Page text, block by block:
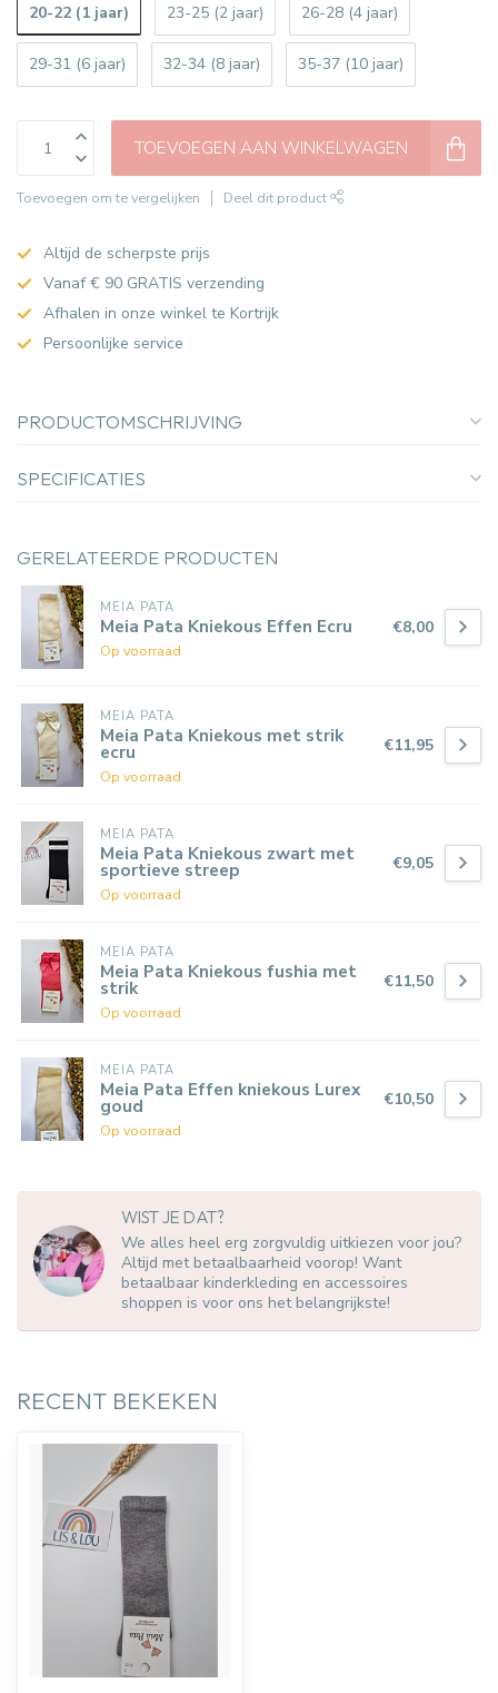
20-22 (1 jaar) 23-25 (2 jaar) 26-28 (4 jaar)
29-31 (6 jaar) 32-34 (8 jaar) 35-37 (10 jaar)
TOEVOEGEN AAN WINKELWAGEN
Toevoegen om te vergelijken Deel dit product
Altijd de scherpste prijs
Vanaf € 90 GRATIS verzending
Afhalen in onze winkel te Kortrijk
Persoonlijke service
PRODUCTOMSCHRIJVING
SPECIFICATIES
GERELATEERDE PRODUCTEN
MEIA PATA
Meia Pata Kniekous Effen Ecru
Op voorraad
€8,00
MEIA PATA
Meia Pata Kniekous met strik
ecru
Op voorraad
€11,95
MEIA PATA
Meia Pata Kniekous zwart met
sportieve streep
Op voorraad
€9,05
MEIA PATA
Meia Pata Kniekous fushia met
strik
Op voorraad
€11,50
MEIA PATA
Meia Pata Effen kniekous Lurex
goud
Op voorraad
€10,50
WIST JE DAT?
We alles heel erg zorgvuldig uitkiezen voor jou?
Altijd met betaalbaarheid voorop! Want
betaalbaar kinderkleding en accessoires
shoppen is voor ons het belangrijkste!
RECENT BEKEKEN